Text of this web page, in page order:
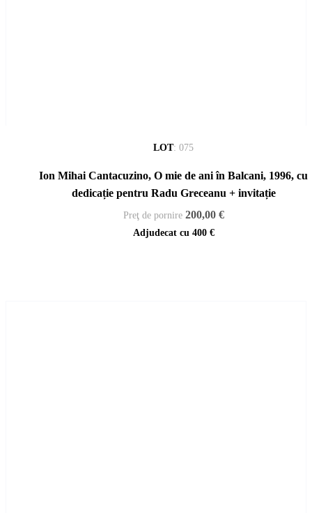
LOT: 075
Ion Mihai Cantacuzino, O mie de ani în Balcani, 1996, cu
dedicație pentru Radu Greceanu + invitație
Preţ de pornire 200,00 €
Adjudecat cu 400 €